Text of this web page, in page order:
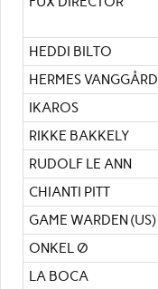
HEDDI BILTO
HERMES VANGGÅRD
IKAROS
RIKKE BAKKELY
RUDOLF LE ANN
CHIANTI PITT
GAME WARDEN (US)
ONKEL Ø
LA BOCA